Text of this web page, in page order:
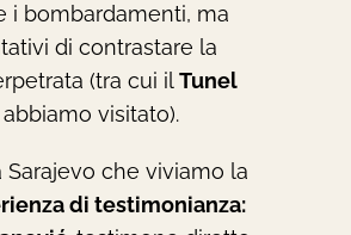
i bombardamenti, ma
di contrastare la
(tra cui ilTunel
visitato).
Sarajevo che viviamo la
di testimonianza: